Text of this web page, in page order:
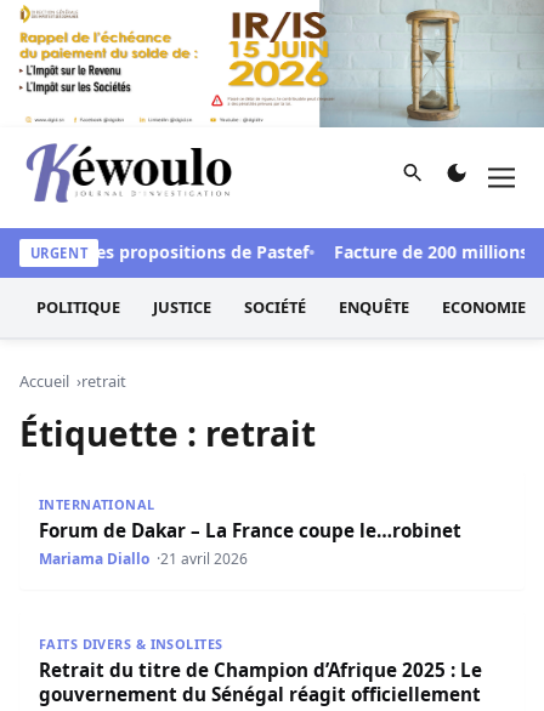
Aller au contenu
Kéwoulo, le premier site d'information et d'investigation
Rechercher
URGENTles propositions de Pastef Facture de 200 millions
POLITIQUE JUSTICE SOCIÉTÉ ENQUÊTE ECONOMIE
Accueil retrait
Étiquette : retrait
INTERNATIONAL
Forum de Dakar – La France coupe le…robinet
Mariama Diallo 21 avril 2026
FAITS DIVERS & INSOLITES
Retrait du titre de Champion d’Afrique 2025 : Le
gouvernement du Sénégal réagit officiellement